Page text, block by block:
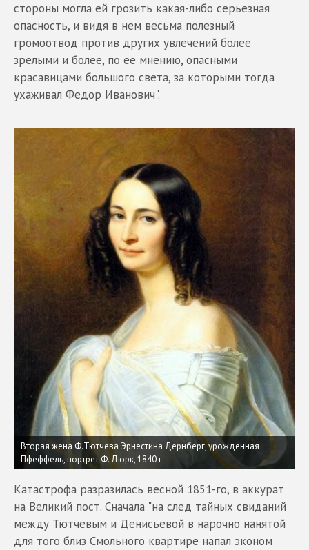
стороны могла ей грозить какая-либо серьезная
опасность, и видя в нем весьма полезный
громоотвод против других увлечений более
зрелыми и более, по ее мнению, опасными
красавицами большого света, за которыми тогда
ухаживал Федор Иванович".
Вторая жена Ф.Тютчева Эрнестина Дернберг, урожденная
Пфеффель, портрет Ф. Дюрк, 1840 г.
Катастрофа разразилась весной 1851-го, в аккурат
на Великий пост. Сначала "на след тайных свиданий
между Тютчевым и Денисьевой в нарочно нанятой
для того близ Смольного квартире напал эконом